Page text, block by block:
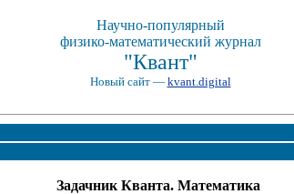
Научно-популярный
физико-математический журнал
"Квант"
Новый сайт — kvant.digital
Задачник Кванта. Математика